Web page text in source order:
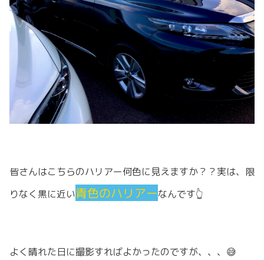
皆さんはこちらのハリアー何色に見えますか？？実は、限
りなく黒に近い青色のハリアーなんです👆
よく晴れた日に撮影すればよかったのですが、、、😅